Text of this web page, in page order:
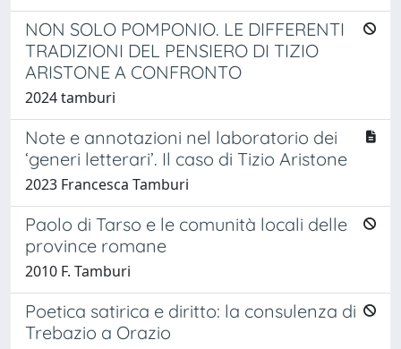
NON SOLO POMPONIO. LE DIFFERENTI
TRADIZIONI DEL PENSIERO DI TIZIO
ARISTONE A CONFRONTO
2024 tamburi
Note e annotazioni nel laboratorio dei
‘generi letterari’. Il caso di Tizio Aristone
2023 Francesca Tamburi
Paolo di Tarso e le comunità locali delle
province romane
2010 F. Tamburi
Poetica satirica e diritto: la consulenza di
Trebazio a Orazio